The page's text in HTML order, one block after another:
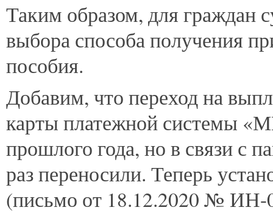
Таким образом, для граждан
выбора способа получения
пособия.
Добавим, что переход на
карты платежной системы
прошлого года, но в связи с
раз переносили. Теперь
(письмо от 18.12.2020 № ИН-